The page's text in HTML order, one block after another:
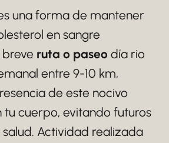
una forma de mantener
en sangre
ruta o paseo día rio
entre 9-10 km,
de este nocivo
cuerpo, evitando futuros
Actividad realizada